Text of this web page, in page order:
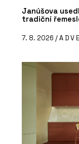
Janúšova
tradiční
7. 8. 2026 /